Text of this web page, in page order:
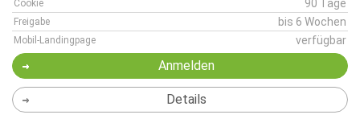
Cookie 90 Tage
Freigabe bis 6 Wochen
Mobil-Landingpage verfügbar
Anmelden
Details